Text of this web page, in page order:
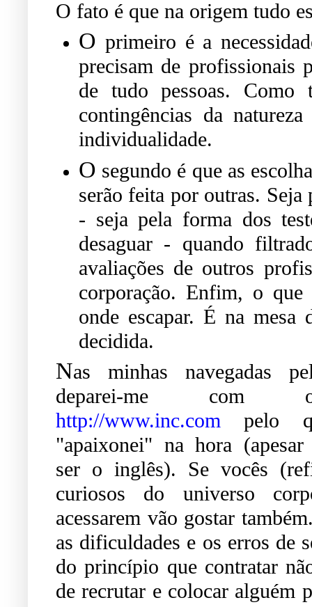
O fato é que na origem tudo
O primeiro é a
precisam de profissionais
de tudo pessoas. Como
contingências da
individualidade.
O segundo é que as
serão feita por outras.
- seja pela forma dos
desaguar - quando
avaliações de outros
corporação. Enfim, o
onde escapar. É na mesa
decidida.
Nas minhas navegadas
deparei-me
http://www.inc.com pelo
"apaixonei" na hora
ser o inglês). Se vocês
curiosos do universo
acessarem vão gostar
as dificuldades e os erros de
do princípio que contratar
de recrutar e colocar alguém